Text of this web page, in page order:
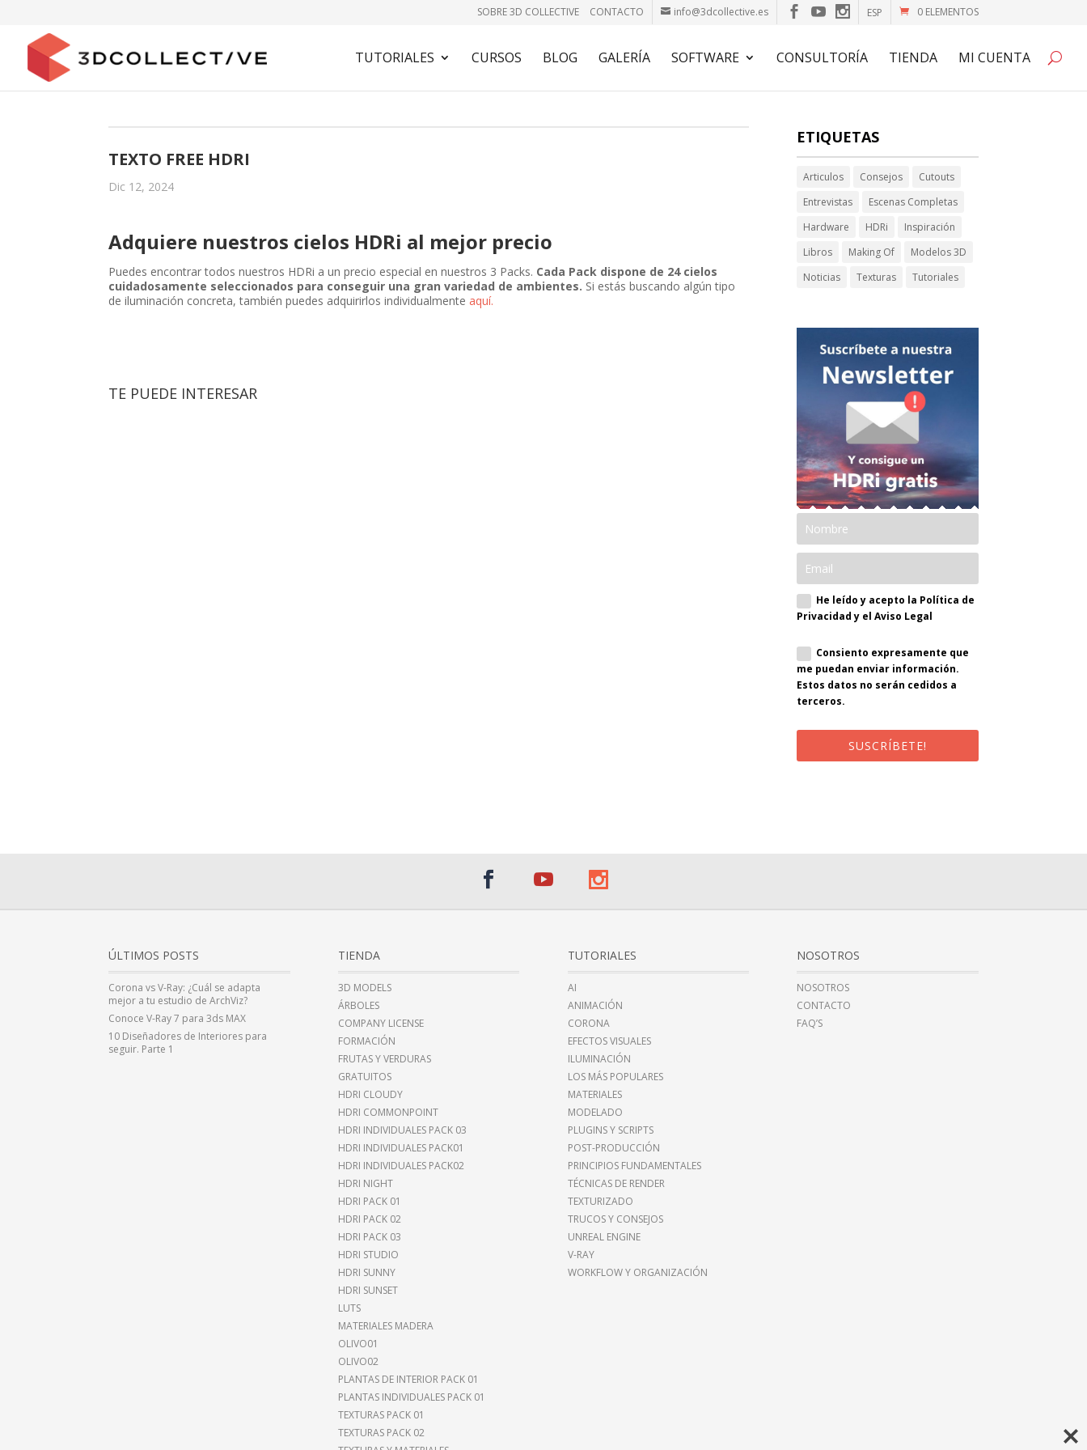
0 ELEMENTOS
ESP
info@3dcollective.es
SOBRE 3D COLLECTIVE CONTACTO
TUTORIALES CURSOS BLOG GALERÍA SOFTWARE CONSULTORÍA TIENDA MI CUENTA
TEXTO FREE HDRI
Dic 12, 2024
Adquiere nuestros cielos HDRi al mejor precio
Puedes encontrar todos nuestros HDRi a un precio especial en nuestros 3 Packs. Cada Pack dispone de 24 cielos
cuidadosamente seleccionados para conseguir una gran variedad de ambientes. Si estás buscando algún tipo
de iluminación concreta, también puedes adquirirlos individualmente aquí.
TE PUEDE INTERESAR
ETIQUETAS
Articulos Consejos
Cutouts
Entrevistas
Escenas Completas
Hardware
HDRi
Inspiración
Libros
Making Of
Modelos 3D
Noticias
Texturas Tutoriales
He leído y acepto la Política de
Privacidad y el Aviso Legal
Consiento expresamente que
me puedan enviar información.
Estos datos no serán cedidos a
terceros.
SUSCRÍBETE!
ÚLTIMOS POSTS
Corona vs V-Ray: ¿Cuál se adapta
mejor a tu estudio de ArchViz?
Conoce V-Ray 7 para 3ds MAX
10 Diseñadores de Interiores para
seguir. Parte 1
TIENDA
3D MODELS
ÁRBOLES
COMPANY LICENSE
FORMACIÓN
FRUTAS Y VERDURAS
GRATUITOS
HDRI CLOUDY
HDRI COMMONPOINT
HDRI INDIVIDUALES PACK 03
HDRI INDIVIDUALES PACK01
HDRI INDIVIDUALES PACK02
HDRI NIGHT
HDRI PACK 01
HDRI PACK 02
HDRI PACK 03
HDRI STUDIO
HDRI SUNNY
HDRI SUNSET
LUTS
MATERIALES MADERA
OLIVO01
OLIVO02
PLANTAS DE INTERIOR PACK 01
PLANTAS INDIVIDUALES PACK 01
TEXTURAS PACK 01
TEXTURAS PACK 02
TUTORIALES
AI
ANIMACIÓN
CORONA
EFECTOS VISUALES
ILUMINACIÓN
LOS MÁS POPULARES
MATERIALES
MODELADO
PLUGINS Y SCRIPTS
POST-PRODUCCIÓN
PRINCIPIOS FUNDAMENTALES
TÉCNICAS DE RENDER
TEXTURIZADO
TRUCOS Y CONSEJOS
UNREAL ENGINE
V-RAY
WORKFLOW Y ORGANIZACIÓN
NOSOTROS
NOSOTROS
CONTACTO
FAQ’S